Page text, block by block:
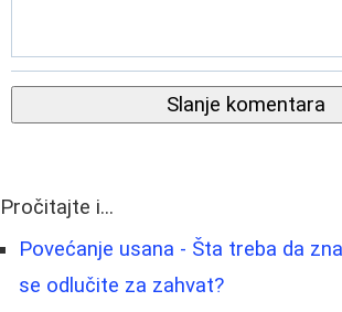
Slanje komentara
Pročitajte i...
Povećanje usana - Šta treba da
se odlučite za zahvat?